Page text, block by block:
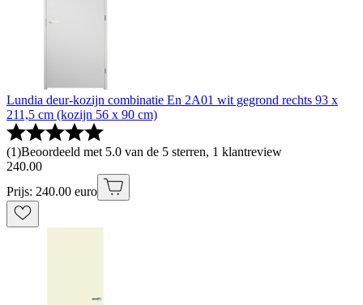
Lundia deur-kozijn combinatie En 2A01 wit gegrond rechts 93 x
211,5 cm (kozijn 56 x 90 cm)
(1)Beoordeeld met 5.0 van de 5 sterren, 1 klantreview
240.00
Prijs: 240.00 euro